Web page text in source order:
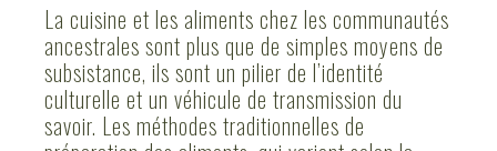
La cuisine et les aliments chez les communautés
ancestrales sont plus que de simples moyens de
subsistance, ils sont un pilier de l’identité
culturelle et un véhicule de transmission du
savoir. Les méthodes traditionnelles de